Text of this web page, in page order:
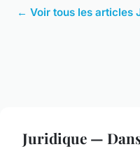
← Voir tous les articles
Juridique —